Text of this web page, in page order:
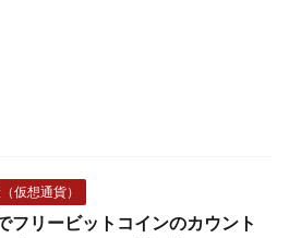
仮想通貨）
フリービットコインのカウント